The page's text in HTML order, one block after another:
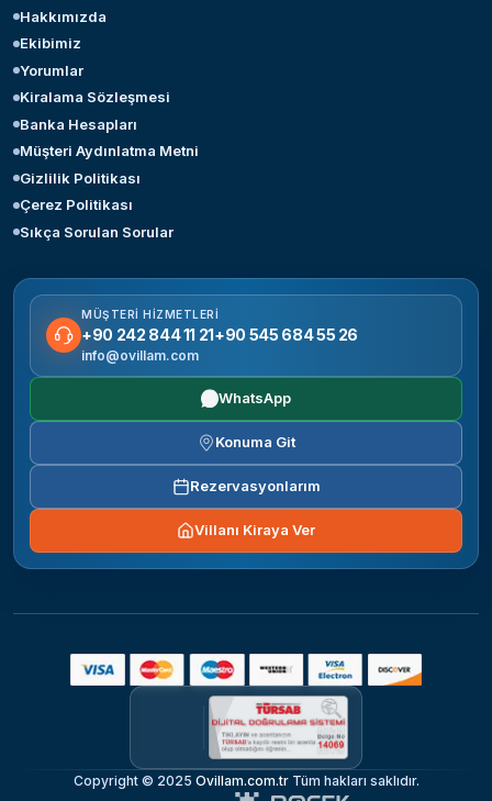
Hakkımızda
Ekibimiz
Yorumlar
Kiralama Sözleşmesi
Banka Hesapları
Müşteri Aydınlatma Metni
Gizlilik Politikası
Çerez Politikası
Sıkça Sorulan Sorular
MÜŞTERI HIZMETLERI
+90 242 844 11 21+90 545 684 55 26
info@ovillam.com
WhatsApp
Konuma Git
Rezervasyonlarım
Villanı Kiraya Ver
Copyright © 2025 Ovillam.com.trTüm hakları saklıdır.